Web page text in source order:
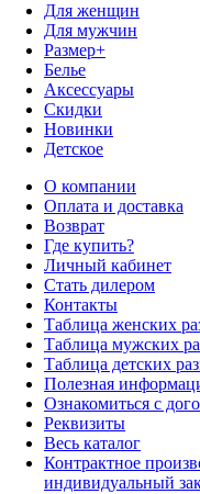
Для женщин
Для мужчин
Размер+
Белье
Аксессуары
Скидки
Новинки
Детское
О компании
Оплата и доставка
Возврат
Где купить?
Личный кабинет
Стать дилером
Контакты
Таблица женских
Таблица мужских
Таблица детских
Полезная
Ознакомиться с
Реквизиты
Весь каталог
Контрактное
индивидуальный